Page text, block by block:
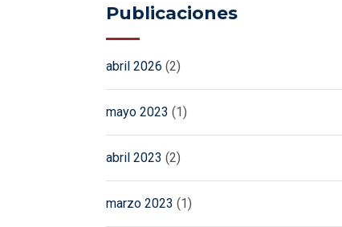
Publicaciones
abril 2026 (2)
mayo 2023 (1)
abril 2023 (2)
marzo 2023 (1)